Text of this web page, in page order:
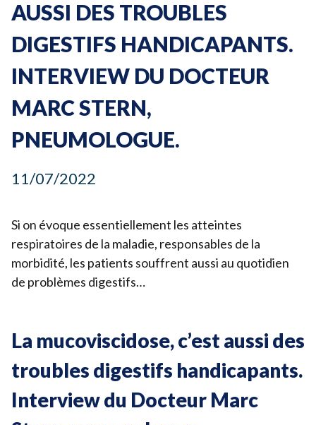
Devenir bénévole
Organiser un événement
Pour les écoles
Legs & Assurance-vie
AUSSI DES TROUBLES
DIGESTIFS HANDICAPANTS.
INTERVIEW DU DOCTEUR
MARC STERN,
PNEUMOLOGUE.
11/07/2022
Si on évoque essentiellement les atteintes
respiratoires de la maladie, responsables de la
morbidité, les patients souffrent aussi au quotidien
de problèmes digestifs…
La mucoviscidose, c’est aussi des
troubles digestifs handicapants.
Interview du Docteur Marc